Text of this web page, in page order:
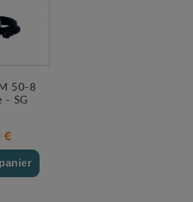
50-8
- SG
€